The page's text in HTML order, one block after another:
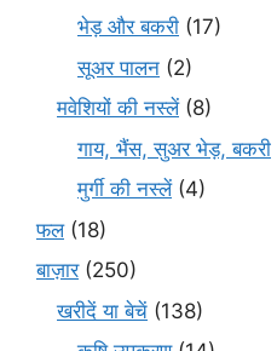
भेड़ और बकरी (17)
सूअर पालन (2)
मवेशियों की नस्लें(8)
गाय, भैंस, सुअर भेड़, बकरी
मुर्गी की नस्लें(4)
फल(18)
बाज़ार(250)
खरीदें या बेचें (138)